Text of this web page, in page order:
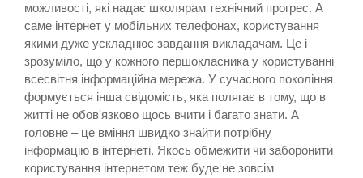
можливості, які надає школярам технічний прогрес. А
саме інтернет у мобільних телефонах, користування
якими дуже ускладнює завдання викладачам. Це і
зрозуміло, що у кожного першокласника у користуванні
всесвітня інформаційна мережа. У сучасного покоління
формується інша свідомість, яка полягає в тому, що в
житті не обов'язково щось вчити і багато знати. А
головне – це вміння швидко знайти потрібну
інформацію в інтернеті. Якось обмежити чи заборонити
користування інтернетом теж буде не зовсім